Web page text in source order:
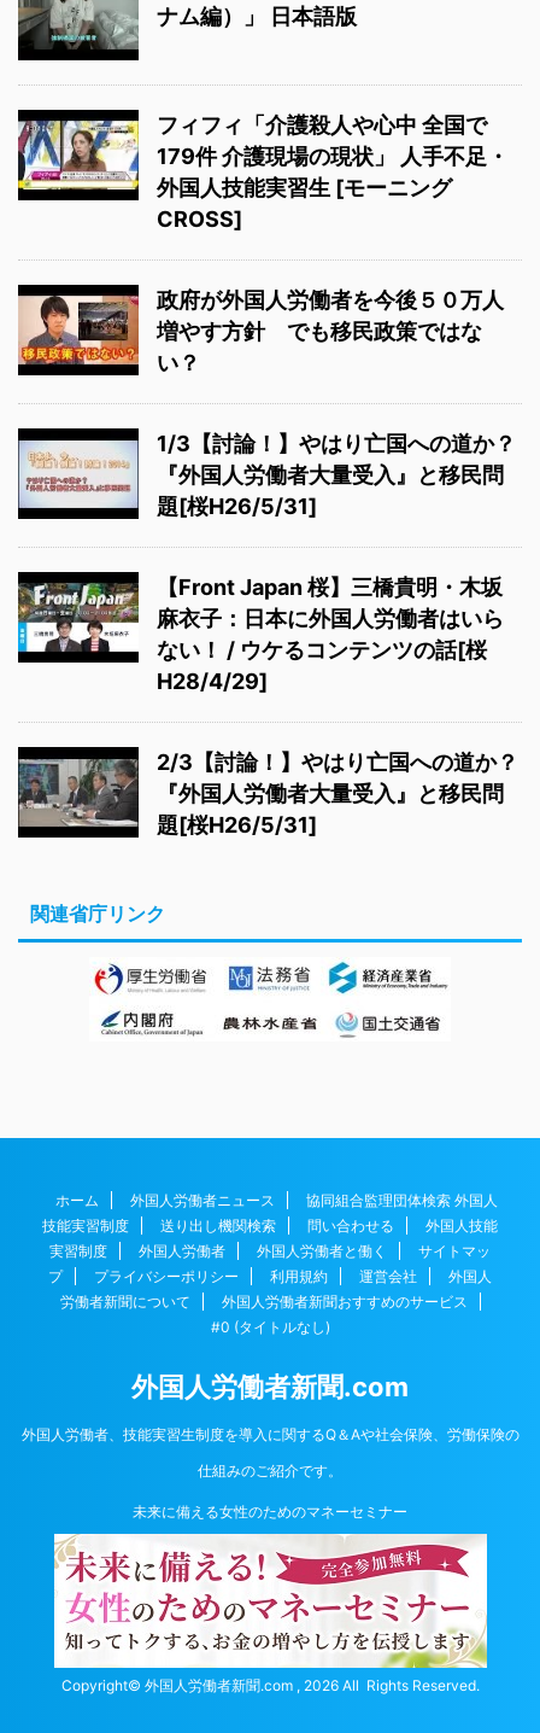
ナム編）」 日本語版
フィフィ「介護殺人や心中 全国で
179件 介護現場の現状」 人手不足・
外国人技能実習生 [モーニング
CROSS]
政府が外国人労働者を今後５０万人
増やす方針 でも移民政策ではな
い？
1/3【討論！】やはり亡国への道か？
『外国人労働者大量受入』と移民問
題[桜H26/5/31]
【Front Japan 桜】三橋貴明・木坂
麻衣子：日本に外国人労働者はいら
ない！ / ウケるコンテンツの話[桜
H28/4/29]
2/3【討論！】やはり亡国への道か？
『外国人労働者大量受入』と移民問
題[桜H26/5/31]
関連省庁リンク
ホーム 外国人労働者ニュース
協同組合監理団体検索 外国人
技能実習制度
送り出し機関検索 問い合わせる
外国人技能
実習制度
外国人労働者 外国人労働者と働く
サイトマッ
プ
プライバシーポリシー 利用規約 運営会社
外国人
労働者新聞について
外国人労働者新聞おすすめのサービス
#0 (タイトルなし)
外国人労働者新聞.com
外国人労働者、技能実習生制度を導入に関するQ＆Aや社会保険、労働保険の
仕組みのご紹介です。
未来に備える女性のためのマネーセミナー
Copyright© 外国人労働者新聞.com , 2026 All Rights Reserved.